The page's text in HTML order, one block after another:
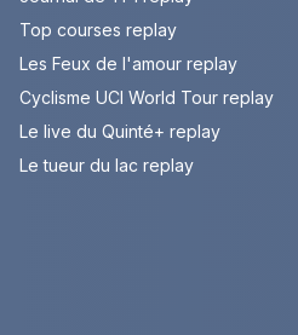
Top courses replay
Les Feux de l'amour replay
Cyclisme UCI World Tour replay
Le live du Quinté+ replay
Le tueur du lac replay